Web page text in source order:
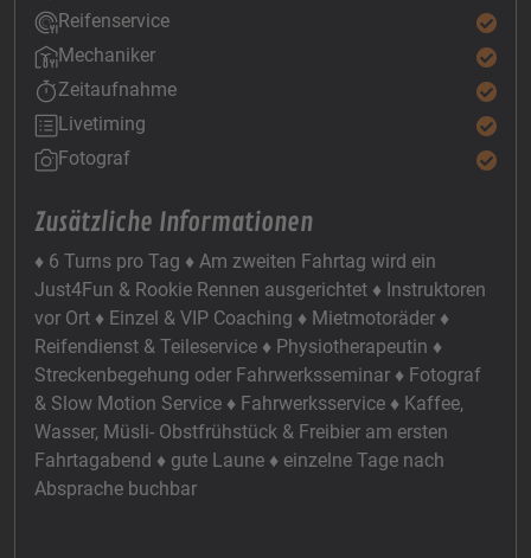
Reifenservice
Mechaniker
Zeitaufnahme
Livetiming
Fotograf
Zusätzliche Informationen
♦ 6 Turns pro Tag ♦ Am zweiten Fahrtag wird ein
Just4Fun & Rookie Rennen ausgerichtet ♦ Instruktoren
vor Ort ♦ Einzel & VIP Coaching ♦ Mietmotoräder ♦
Reifendienst & Teileservice ♦ Physiotherapeutin ♦
Streckenbegehung oder Fahrwerksseminar ♦ Fotograf
& Slow Motion Service ♦ Fahrwerksservice ♦ Kaffee,
Wasser, Müsli- Obstfrühstück & Freibier am ersten
Fahrtagabend ♦ gute Laune ♦ einzelne Tage nach
Absprache buchbar